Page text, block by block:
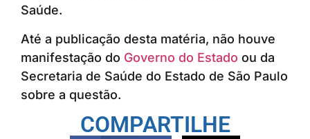
Saúde.
Até a publicação desta matéria, não houve
manifestação do Governo do Estado ou da
Secretaria de Saúde do Estado de São Paulo
sobre a questão.
COMPARTILHE